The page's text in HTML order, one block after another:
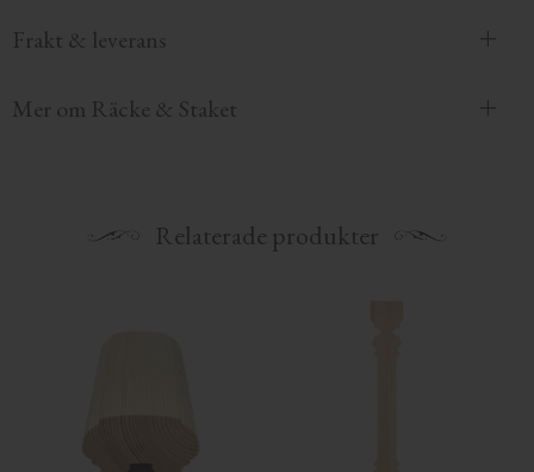
Frakt & leverans
Mer om Räcke & Staket
Relaterade produkter